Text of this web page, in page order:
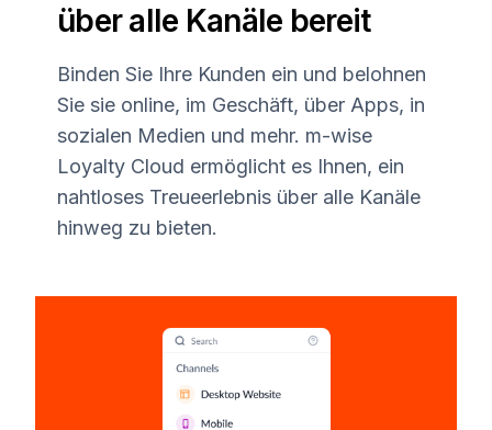
über alle Kanäle bereit
Binden Sie Ihre Kunden ein und belohnen
Sie sie online, im Geschäft, über Apps, in
sozialen Medien und mehr. m-wise
Loyalty Cloud ermöglicht es Ihnen, ein
nahtloses Treueerlebnis über alle Kanäle
hinweg zu bieten.